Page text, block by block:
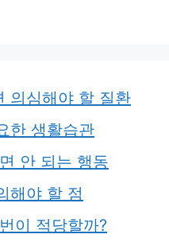
의심해야 할 질환
한 생활습관
안 되는 행동
해야 할 점
이 적당할까?